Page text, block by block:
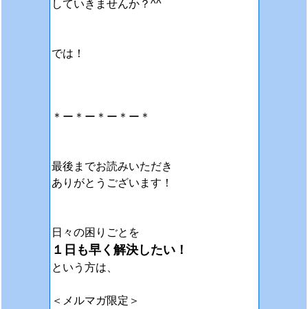
していきませんか？^^
では！
＊ー＊ー＊ー＊ー＊
最後までお読みいただき
ありがとうございます！
日々の困りごとを
１日も早く解決したい！
という方は、
＜メルマガ限定＞